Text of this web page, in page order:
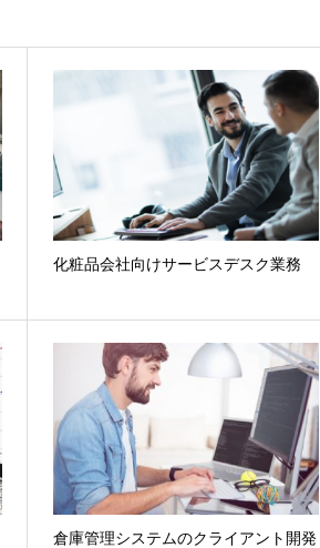
化粧品会社向けサービスデスク業務
倉庫管理システムのクライアント開発